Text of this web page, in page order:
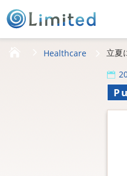
HOMEHealthcare 立夏